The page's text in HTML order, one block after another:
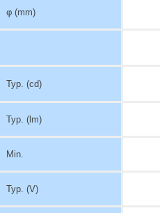
φ (mm)
Typ. (cd)
Typ. (lm)
Min.
Typ. (V)